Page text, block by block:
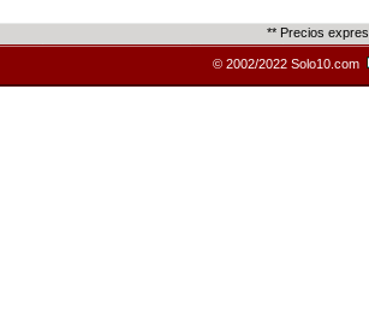
** Precios
© 2002/2022 Solo10.com